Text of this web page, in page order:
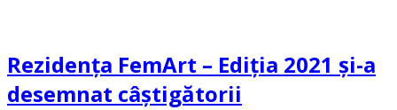
Rezidența FemArt – Ediția 2021 și-a
desemnat câștigătorii